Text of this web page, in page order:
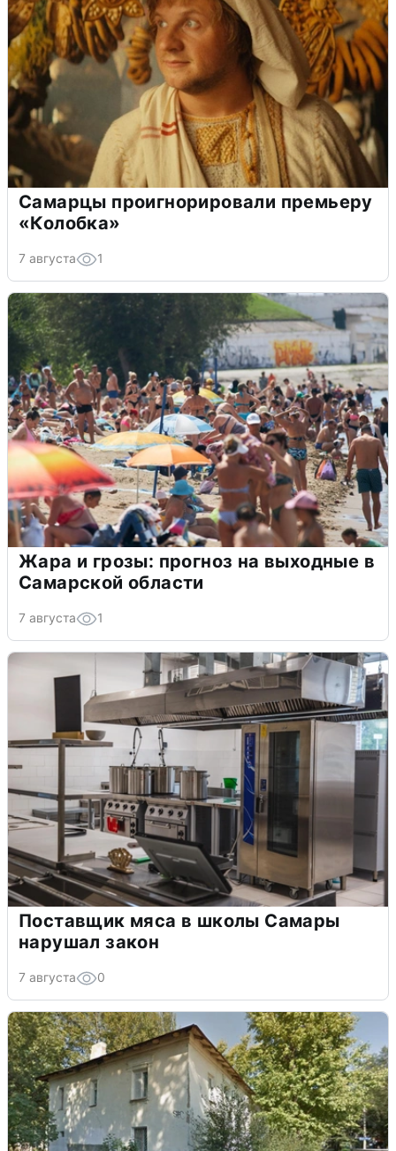
Самарцы проигнорировали премьеру
«Колобка»
7 августа 1
Жара и грозы: прогноз на выходные в
Самарской области
7 августа 1
Поставщик мяса в школы Самары
нарушал закон
7 августа 0